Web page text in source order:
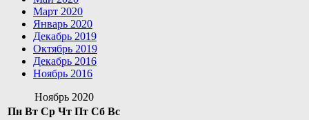
Март 2020
Январь 2020
Декабрь 2019
Октябрь 2019
Декабрь 2016
Ноябрь 2016
Ноябрь 2020
Пн Вт Ср Чт Пт Сб Вс